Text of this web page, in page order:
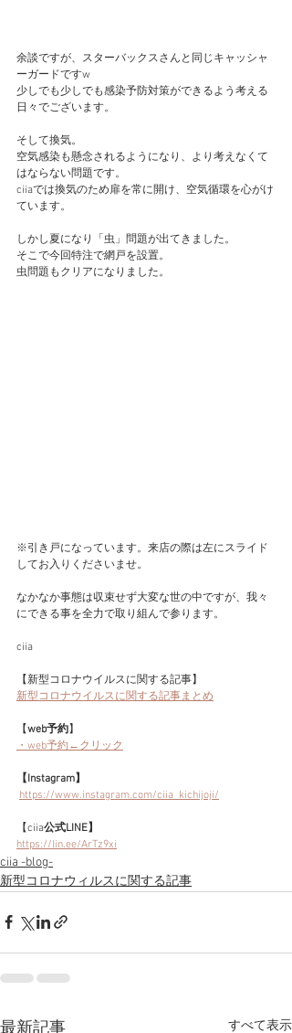
余談ですが、スターバックスさんと同じキャッシャ
ーガードですw
少しでも少しでも感染予防対策ができるよう考える
日々でございます。
そして換気。
空気感染も懸念されるようになり、より考えなくて
はならない問題です。
ciiaでは換気のため扉を常に開け、空気循環を心がけ
ています。
しかし夏になり「虫」問題が出てきました。
そこで今回特注で網戸を設置。
虫問題もクリアになりました。
※引き戸になっています。来店の際は左にスライド
してお入りくださいませ。
なかなか事態は収束せず大変な世の中ですが、我々
にできる事を全力で取り組んで参ります。
ciia
【新型コロナウイルスに関する記事】
新型コロナウイルスに関する記事まとめ
【web予約】
・web予約←クリック
【Instagram】
https://www.instagram.com/ciia_kichijoji/
【ciia公式LINE】
https://lin.ee/ArTz9xi
ciia -blog-
新型コロナウィルスに関する記事
最新記事 すべて表示